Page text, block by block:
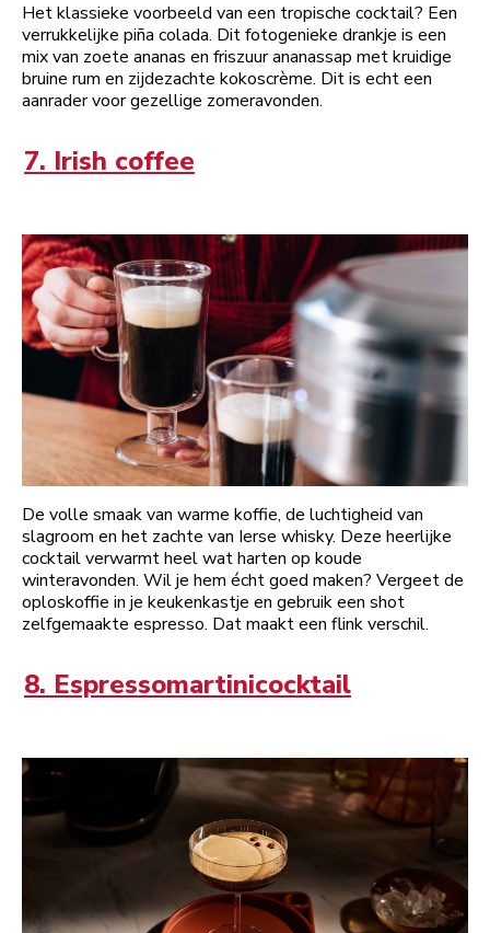
Het klassieke voorbeeld van een tropische cocktail? Een
verrukkelijke piña colada. Dit fotogenieke drankje is een
mix van zoete ananas en friszuur ananassap met kruidige
bruine rum en zijdezachte kokoscrème. Dit is echt een
aanrader voor gezellige zomeravonden.
7. Irish coffee
De volle smaak van warme koffie, de luchtigheid van
slagroom en het zachte van Ierse whisky. Deze heerlijke
cocktail verwarmt heel wat harten op koude
winteravonden. Wil je hem écht goed maken? Vergeet de
oploskoffie in je keukenkastje en gebruik een shot
zelfgemaakte espresso. Dat maakt een flink verschil.
8. Espressomartinicocktail